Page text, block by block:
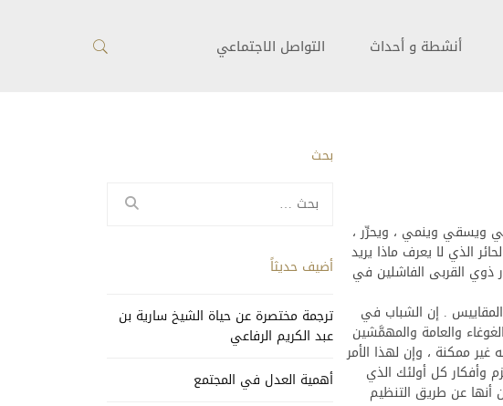
أنشطة و أحداث التواصل الاجتماعي
ويسقي وينمي ، ويحرِّر ،
الذي لا يعرف ماذا يريد
ذوي القربى الفاشلين في
. إن الشباب في
والعامة والمهمَّشين
ممكنة ، وإن لهذا الأمر
وأفكار كل أولئك الذي
أنها عن طريق التنظيم
بحث
عن:
أضيف حديثاً
ترجمة مختصرة عن حياة الشيخ سارية بن
عبد الكريم الرفاعي
أهمية العدل في المجتمع